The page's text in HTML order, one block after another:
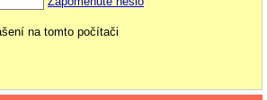
na tomto počítači